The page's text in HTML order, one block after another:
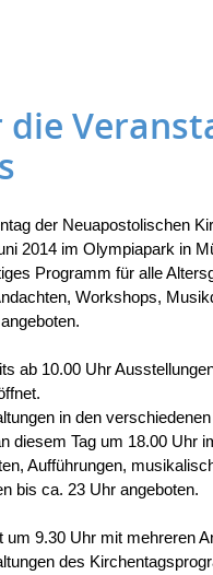
der Neuapostolischen
2014 im Olympiapark in
Programm für alle
Workshops,
ab 10.00 Uhr
in den
diesem Tag um 18.00 Uhr
Aufführungen,
bis ca. 23 Uhr angeboten.
um 9.30 Uhr mit mehreren
des